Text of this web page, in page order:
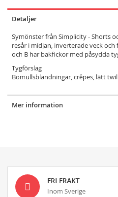
Detaljer
Symönster från Simplicity - Shorts
resår i midjan, inverterade veck
och B har bakfickor med påsydda
Tygförslag
Bomullsblandningar, crêpes, lätt
Mer information
FRI FRAKT
Inom Sverige